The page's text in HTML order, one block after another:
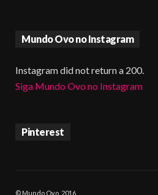
Mundo Ovo no Instagram
Instagram did not return a 200.
Siga Mundo Ovo no Instagram
Pinterest
© Mundo Ovo, 2016